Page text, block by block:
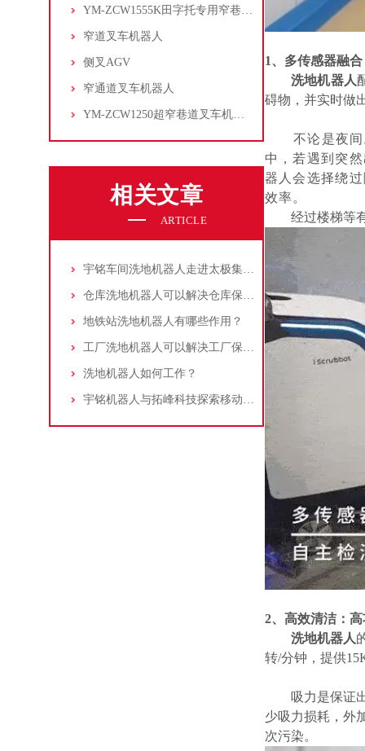
YM-ZCW1555K田字托专用窄巷道叉车机器人
窄道叉车机器人
侧叉AGV
窄通道叉车机器人
YM-ZCW1250超窄巷道叉车机器人
相关文章
ARTICLE
宇铭车间洗地机器人走进太极集团数字化车间
仓库洗地机器人可以解决仓库保洁哪些难点？
地铁站洗地机器人有哪些作用？
工厂洗地机器人可以解决工厂保洁的哪些痛点？
洗地机器人如何工作？
宇铭机器人与拓峰科技探索移动机器人控制领域的合作
1、 多传感器融合
洗地机器人
碍物，并实时做
不论是夜
中，若遇到突
器人会选择绕
效率。
经过楼梯等
2、 高效清洁： 高
洗地机器人
转/分钟，提供
吸力是保证
少吸力损耗，外
次污染。